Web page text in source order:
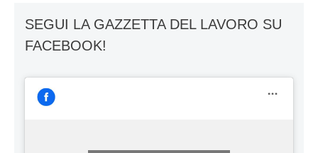
SEGUI LA GAZZETTA DEL LAVORO SU
FACEBOOK!